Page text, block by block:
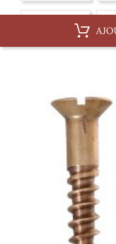
Unité, 5 x 50 mm
Boite, 5 x 35 mm
Boite, 5 x 40 mm